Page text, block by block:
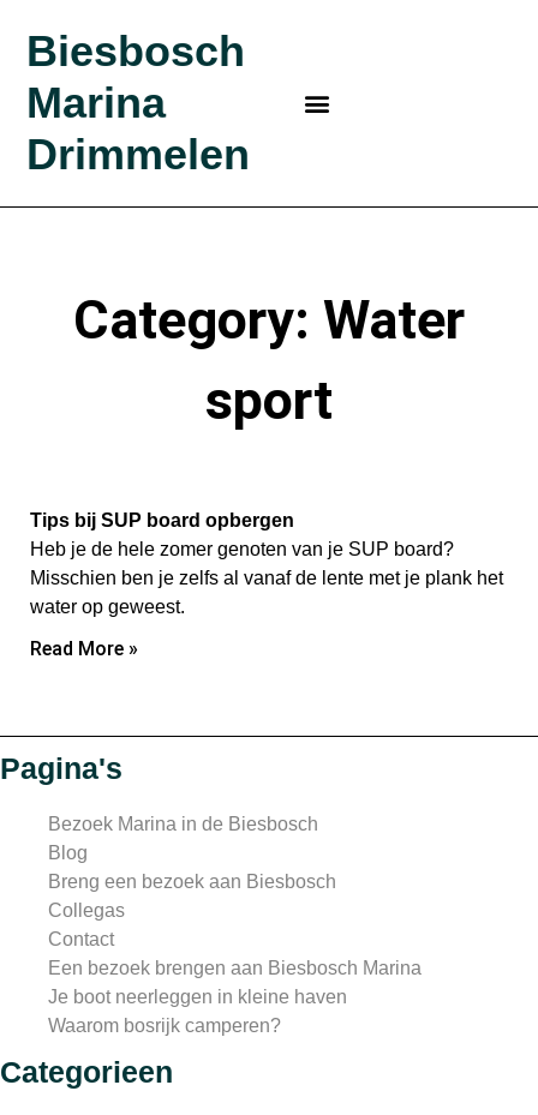
Biesbosch
Marina
Drimmelen
Category: Water
sport
Tips bij SUP board opbergen
Heb je de hele zomer genoten van je SUP board?
Misschien ben je zelfs al vanaf de lente met je plank het
water op geweest.
Read More »
Pagina's
Bezoek Marina in de Biesbosch
Blog
Breng een bezoek aan Biesbosch
Collegas
Contact
Een bezoek brengen aan Biesbosch Marina
Je boot neerleggen in kleine haven
Waarom bosrijk camperen?
Categorieen